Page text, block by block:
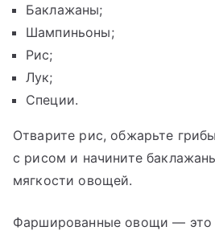
Баклажаны;
Шампиньоны;
Рис;
Лук;
Специи.
Отварите рис, обжарьте
с рисом и начините
мягкости овощей.
Фаршированные овощи — это